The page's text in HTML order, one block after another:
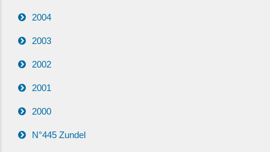
2004
2003
2002
2001
2000
N°445 Zundel